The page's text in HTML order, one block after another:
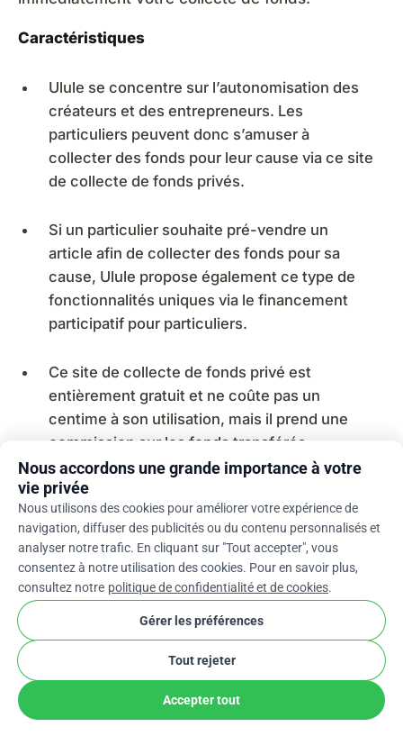
Caractéristiques
Ulule se concentre sur l’autonomisation des
créateurs et des entrepreneurs. Les
particuliers peuvent donc s’amuser à
collecter des fonds pour leur cause via ce site
de collecte de fonds privés.
Si un particulier souhaite pré-vendre un
article afin de collecter des fonds pour sa
cause, Ulule propose également ce type de
fonctionnalités uniques via le financement
participatif pour particuliers.
Ce site de collecte de fonds privé est
entièrement gratuit et ne coûte pas un
centime à son utilisation, mais il prend une
commission sur les fonds transférés.
Nous accordons une grande importance à votre
vie privée
Nous utilisons des cookies pour améliorer votre expérience de
navigation, diffuser des publicités ou du contenu personnalisés et
analyser notre trafic. En cliquant sur "Tout accepter", vous
consentez à notre utilisation des cookies. Pour en savoir plus,
consultez notre politique de confidentialité et de cookies.
Gérer les préférences
Tout rejeter
Accepter tout